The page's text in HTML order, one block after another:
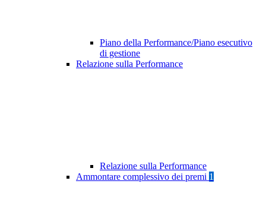
Piano della Performance/Piano esecutivo
di gestione
Relazione sulla Performance
Relazione sulla Performance
Ammontare complessivo dei premi 1